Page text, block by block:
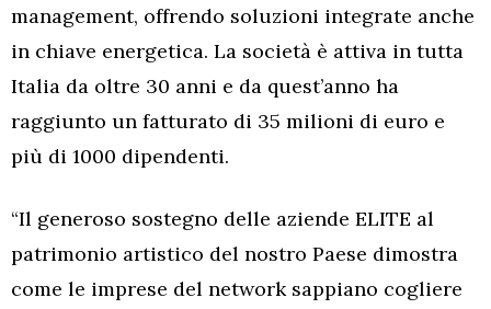
management, offrendo soluzioni integrate anche
in chiave energetica. La società è attiva in tutta
Italia da oltre 30 anni e da quest’anno ha
raggiunto un fatturato di 35 milioni di euro e
più di 1000 dipendenti.
“Il generoso sostegno delle aziende ELITE al
patrimonio artistico del nostro Paese dimostra
come le imprese del network sappiano cogliere